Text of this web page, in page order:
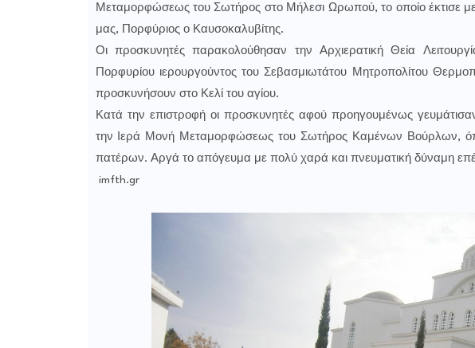
Μεταμορφώσεως του Σωτήρος στο Μήλεσι Ωρωπού, το οποίο έκτισε
μας, Πορφύριος ο Καυσοκαλυβίτης.
Οι προσκυνητές παρακολούθησαν την Αρχιερατική Θεία
Πορφυρίου ιερουργούντος του Σεβασμιωτάτου Μητροπολίτου
προσκυνήσουν στο Κελί του αγίου.
Κατά την επιστροφή οι προσκυνητές αφού προηγουμένως
την Ιερά Μονή Μεταμορφώσεως του Σωτήρος Καμένων Βούρλων,
πατέρων. Αργά το απόγευμα με πολύ χαρά και πνευματική δύναμη
imfth.gr